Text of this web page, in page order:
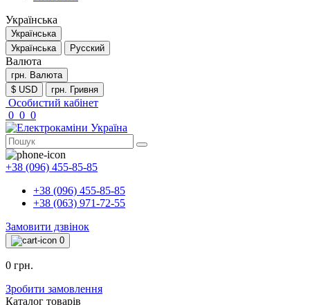
Українська
Українська
Українська
Русский
Валюта
грн. Валюта
$ USD
грн. Гривня
Особистий кабінет
0 0 0
+38 (096) 455-85-85
+38 (096) 455-85-85
+38 (063) 971-72-55
Замовити дзвінок
0
0 грн.
Зробити замовлення
Каталог товарів